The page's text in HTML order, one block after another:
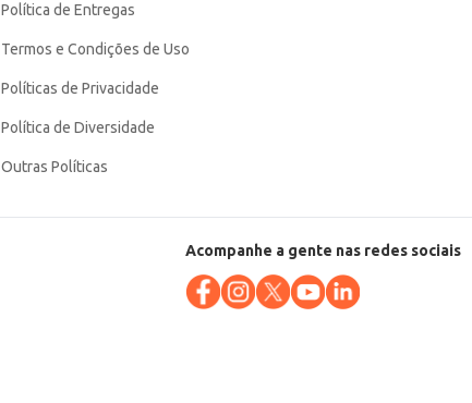
Política de Entregas
Termos e Condições de Uso
Políticas de Privacidade
Política de Diversidade
Outras Políticas
Acompanhe a gente nas redes sociais